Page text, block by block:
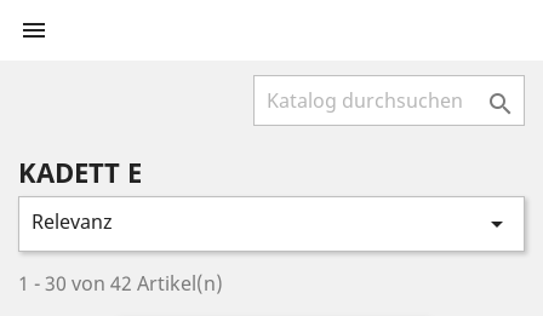


KADETT E
Relevanz 
1 - 30 von 42 Artikel(n)